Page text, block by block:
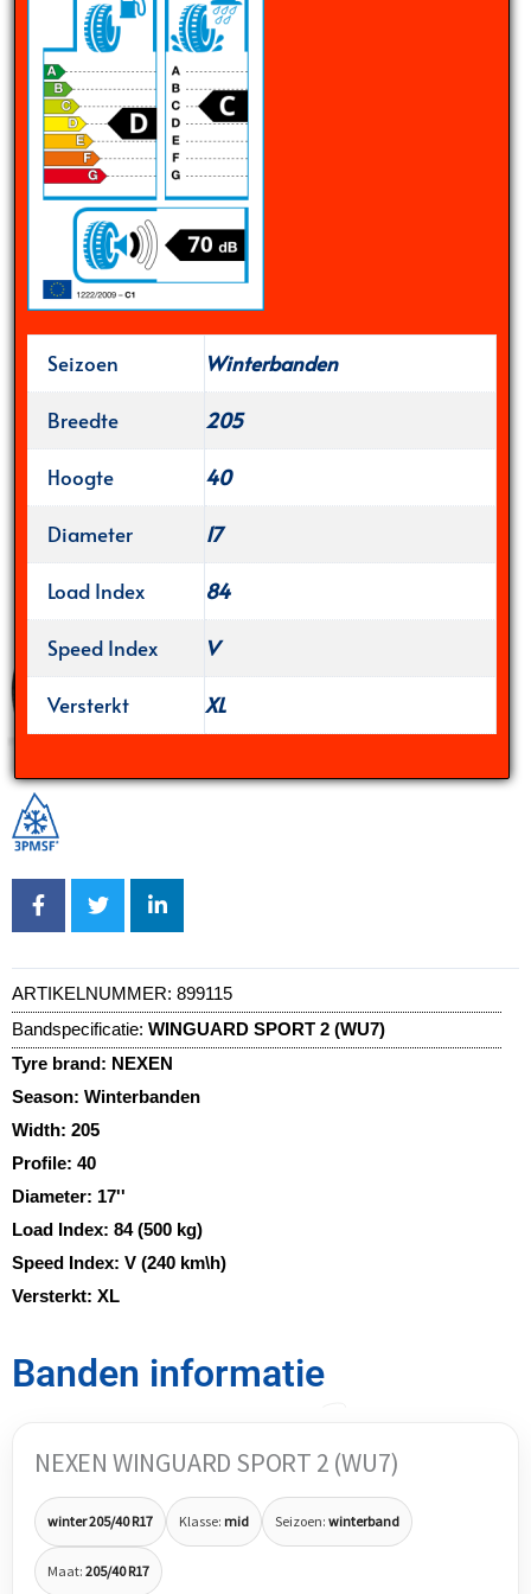
Seizoen
Winterbanden
Breedte
205
Hoogte
40
Diameter
17
Load Index
84
Speed Index
V
Versterkt
XL
ARTIKELNUMMER: 899115
Bandspecificatie: WINGUARD SPORT 2 (WU7)
Tyre brand: NEXEN
Season: Winterbanden
Width: 205
Profile: 40
Diameter: 17''
Load Index: 84 (500 kg)
Speed Index: V (240 km\h)
Versterkt: XL
Banden informatie
NEXEN WINGUARD SPORT 2 (WU7)
winter 205/40 R17 Klasse: mid Seizoen: winterband
Maat: 205/40 R17